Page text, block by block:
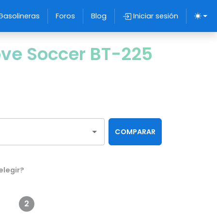
Foros Blog Iniciar sesión
Soccer BT-225
COMPARAR
2